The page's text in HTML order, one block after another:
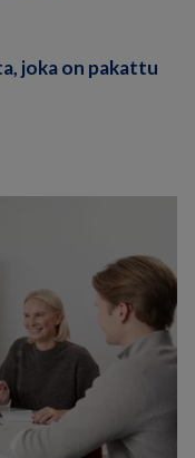
joka on pakattu